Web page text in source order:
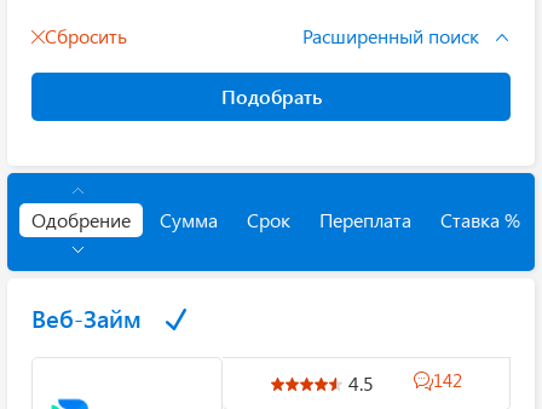
Сбросить Расширенный поиск
Подобрать
Одобрение Сумма Срок Переплата Ставка %
Веб-Займ
4.5 142